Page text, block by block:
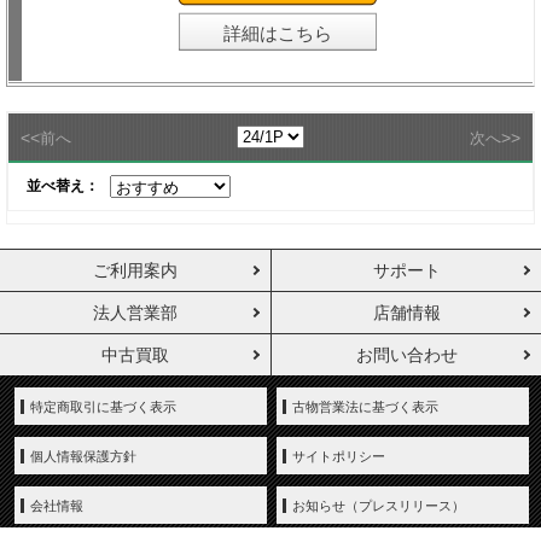
詳細はこちら
<<前へ 次へ>>
並べ替え：
ご利用案内 サポート
法人営業部 店舗情報
中古買取 お問い合わせ
特定商取引に基づく表示 古物営業法に基づく表示
個人情報保護方針 サイトポリシー
会社情報 お知らせ（プレスリリース）